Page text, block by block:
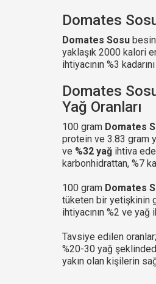
Domates
Domates Sosu
yaklaşık 2000 kalori
ihtiyacının %3
Domates
Yağ Oranları
100 gram Domates
protein ve 3.83 gram
ve %32 yağ ihtiva
karbonhidrattan, %7
100 gram Domates
tüketen bir yetişkinin
ihtiyacının %2 ve yağ
Tavsiye edilen
%20-30 yağ
yakın olan kişilerin